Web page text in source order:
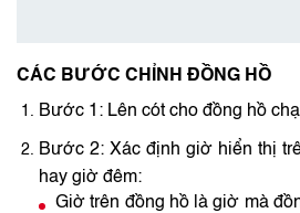
CÁC BƯỚC CHỈNH ĐỒNG HỒ
Bước 1: Lên cót cho đồng hồ
Bước 2: Xác định giờ hiển thị
hay giờ đêm:
Giờ trên đồng hồ là giờ mà